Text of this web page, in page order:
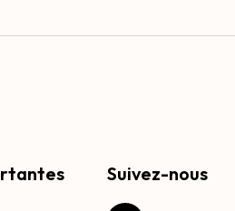
Suivez-nous